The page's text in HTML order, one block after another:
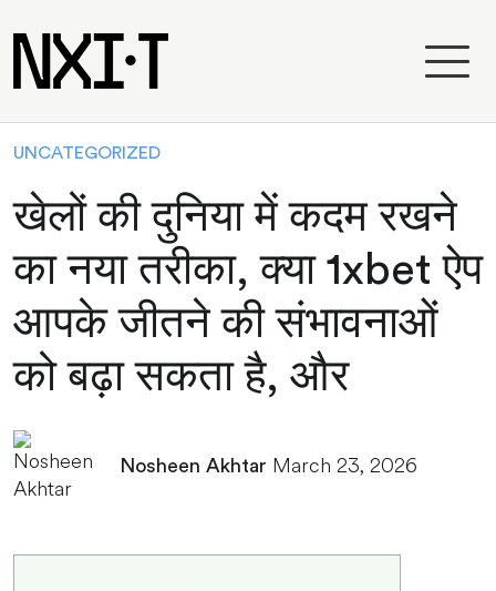
UNCATEGORIZED
खेलों की दुनिया में कदम रखने
का नया तरीका, क्या 1xbet ऐप
आपके जीतने की संभावनाओं
को बढ़ा सकता है, और
Nosheen Akhtar March 23, 2026